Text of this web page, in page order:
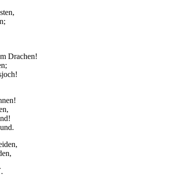
Drachen!